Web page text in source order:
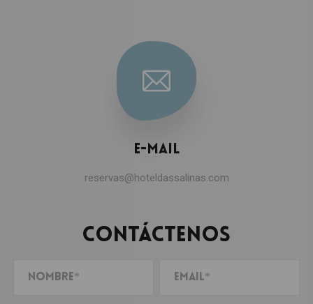
E-mail
reservas@hoteldassalinas.com
Contáctenos